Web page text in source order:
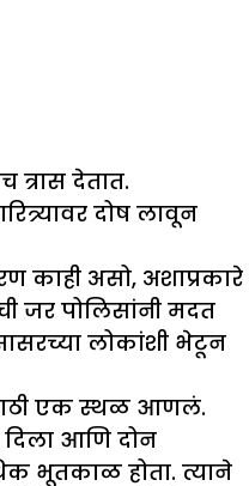
त्रास देतात.
दोष लावून
काही असो, अशाप्रकारे
जर पोलिसांनी मदत
लोकांशी भेटून
एक स्थळ आणलं.
आणि दोन
भूतकाळ होता. त्याने